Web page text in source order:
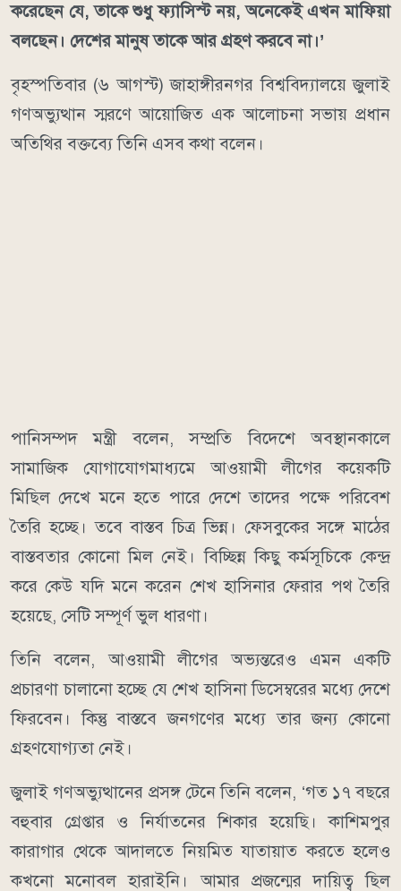
করেছেন যে, তাকে শুধু ফ্যাসিস্ট নয়, অনেকেই এখন মাফিয়া
বলছেন। দেশের মানুষ তাকে আর গ্রহণ করবে না।’
বৃহস্পতিবার (৬ আগস্ট) জাহাঙ্গীরনগর বিশ্ববিদ্যালয়ে জুলাই
গণঅভ্যুত্থান স্মরণে আয়োজিত এক আলোচনা সভায় প্রধান
অতিথির বক্তব্যে তিনি এসব কথা বলেন।
পানিসম্পদ মন্ত্রী বলেন, সম্প্রতি বিদেশে অবস্থানকালে
সামাজিক যোগাযোগমাধ্যমে আওয়ামী লীগের কয়েকটি
মিছিল দেখে মনে হতে পারে দেশে তাদের পক্ষে পরিবেশ
তৈরি হচ্ছে। তবে বাস্তব চিত্র ভিন্ন। ফেসবুকের সঙ্গে মাঠের
বাস্তবতার কোনো মিল নেই। বিচ্ছিন্ন কিছু কর্মসূচিকে কেন্দ্র
করে কেউ যদি মনে করেন শেখ হাসিনার ফেরার পথ তৈরি
হয়েছে, সেটি সম্পূর্ণ ভুল ধারণা।
তিনি বলেন, আওয়ামী লীগের অভ্যন্তরেও এমন একটি
প্রচারণা চালানো হচ্ছে যে শেখ হাসিনা ডিসেম্বরের মধ্যে দেশে
ফিরবেন। কিন্তু বাস্তবে জনগণের মধ্যে তার জন্য কোনো
গ্রহণযোগ্যতা নেই।
জুলাই গণঅভ্যুত্থানের প্রসঙ্গ টেনে তিনি বলেন, ‘গত ১৭ বছরে
বহুবার গ্রেপ্তার ও নির্যাতনের শিকার হয়েছি। কাশিমপুর
কারাগার থেকে আদালতে নিয়মিত যাতায়াত করতে হলেও
কখনো মনোবল হারাইনি। আমার প্রজন্মের দায়িত্ব ছিল